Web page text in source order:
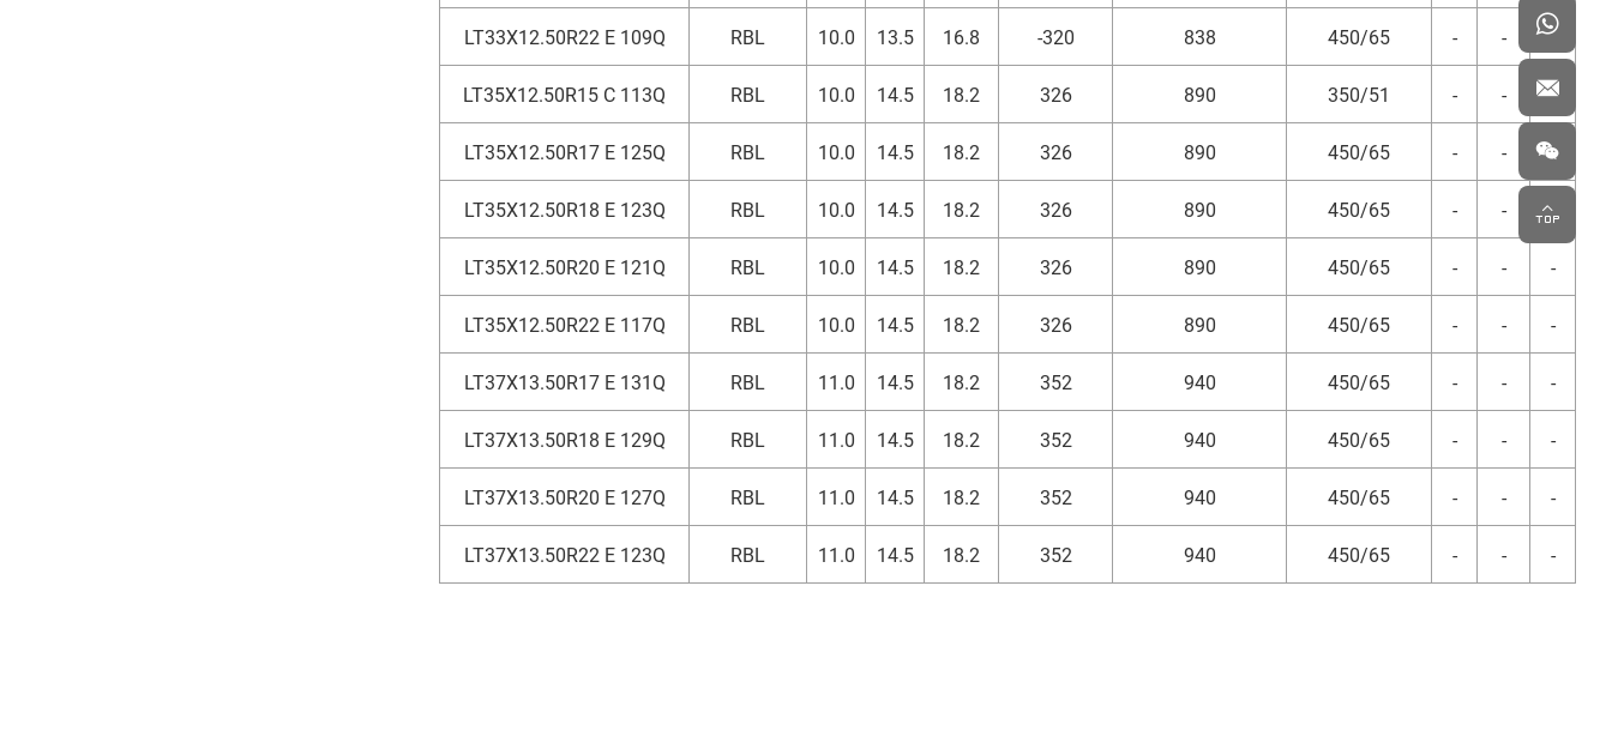
LT33X12.50R22 E 109Q RBL 10.0 13.5 16.8 -320 838 450/65 - - -
LT35X12.50R15 C 113Q RBL 10.0 14.5 18.2 326 890 350/51 - - -
LT35X12.50R17 E 125Q RBL 10.0 14.5 18.2 326 890 450/65 - - -
LT35X12.50R18 E 123Q RBL 10.0 14.5 18.2 326 890 450/65 - - -
LT35X12.50R20 E 121Q RBL 10.0 14.5 18.2 326 890 450/65 - - -
LT35X12.50R22 E 117Q RBL 10.0 14.5 18.2 326 890 450/65 - - -
LT37X13.50R17 E 131Q RBL 11.0 14.5 18.2 352 940 450/65 - - -
LT37X13.50R18 E 129Q RBL 11.0 14.5 18.2 352 940 450/65 - - -
LT37X13.50R20 E 127Q RBL 11.0 14.5 18.2 352 940 450/65 - - -
LT37X13.50R22 E 123Q RBL 11.0 14.5 18.2 352 940 450/65 - - -